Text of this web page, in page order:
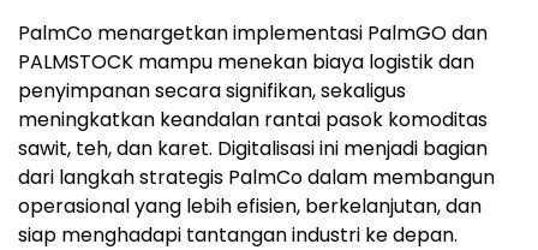
PalmCo menargetkan implementasi PalmGO dan
PALMSTOCK mampu menekan biaya logistik dan
penyimpanan secara signifikan, sekaligus
meningkatkan keandalan rantai pasok komoditas
sawit, teh, dan karet. Digitalisasi ini menjadi bagian
dari langkah strategis PalmCo dalam membangun
operasional yang lebih efisien, berkelanjutan, dan
siap menghadapi tantangan industri ke depan.